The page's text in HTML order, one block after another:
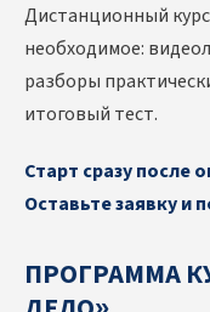
Дистанционный курс
необходимое:
разборы
итоговый тест.
Старт сразу после
Оставьте заявку и
ПРОГРАММА